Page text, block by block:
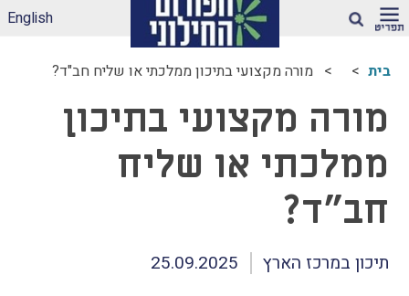
לאקלים חינוכי ראוי
דיווחי הדתה: עדכונים
הדתה בספרי לימוד
ובבתי-ספר הממלכתיים
English
בית מורה מקצועי בתיכון ממלכתי או שליח חב"ד?
מורה מקצועי בתיכון
ממלכתי או שליח
חב"ד?
תיכון במרכז הארץ 25.09.2025